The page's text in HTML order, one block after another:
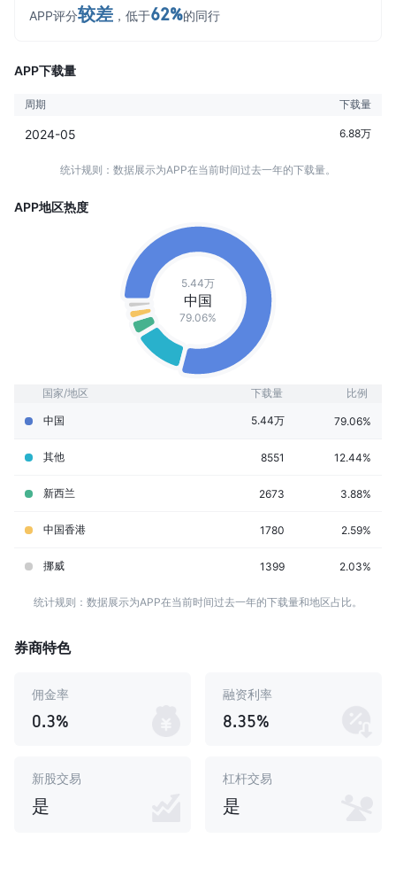
APP评分较差 ，低于62%的同行
APP下载量
周期 下载量
2024-05 6.88万
统计规则：数据展示为APP在当前时间过去一年的下载量。
APP地区热度
5.44万
中国
79.06%
国家/地区 下载量 比例
中国 5.44万 79.06%
其他 8551 12.44%
新西兰 2673 3.88%
中国香港 1780 2.59%
挪威 1399 2.03%
统计规则：数据展示为APP在当前时间过去一年的下载量和地区占比。
券商特色
佣金率
0.3%
融资利率
8.35%
新股交易
是
杠杆交易
是